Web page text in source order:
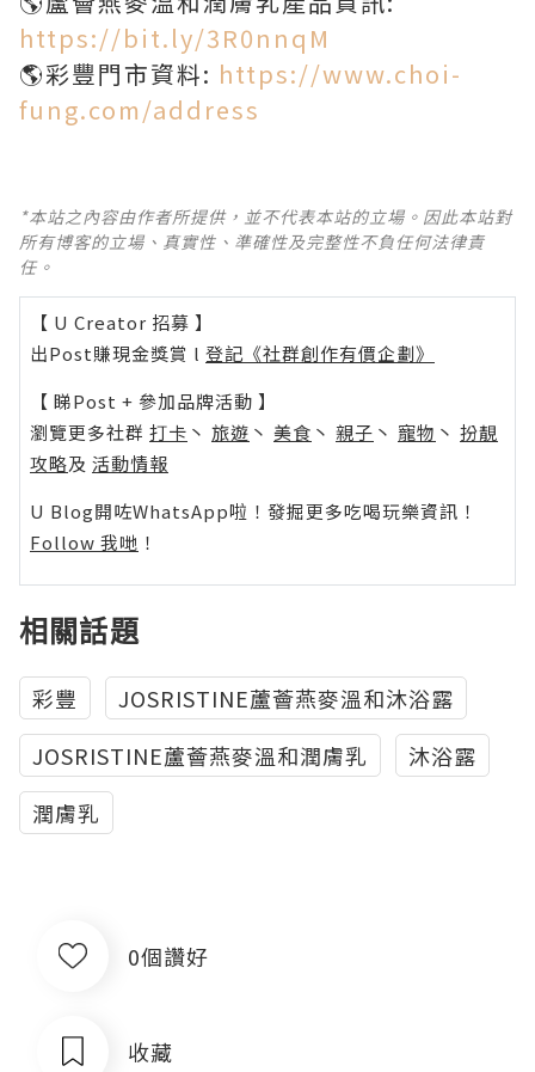
https://bit.ly/3R0nnqM
🌎彩豐門市資料: https://www.choi-
fung.com/address
*本站之內容由作者所提供，並不代表本站的立場。因此本站對
所有博客的立場、真實性、準確性及完整性不負任何法律責
任。
【 U Creator 招募 】
出Post賺現金獎賞 l 登記《社群創作有價企劃》
【 睇Post + 參加品牌活動 】
瀏覽更多社群 打卡 丶 旅遊 丶 美食 丶 親子 丶 寵物 丶 扮靚
攻略及 活動情報
U Blog開咗WhatsApp啦！發掘更多吃喝玩樂資訊！
Follow 我哋 ！
相關話題
彩豐
JOSRISTINE蘆薈燕麥溫和沐浴露
JOSRISTINE蘆薈燕麥溫和潤膚乳
沐浴露
潤膚乳
0個讚好
收藏